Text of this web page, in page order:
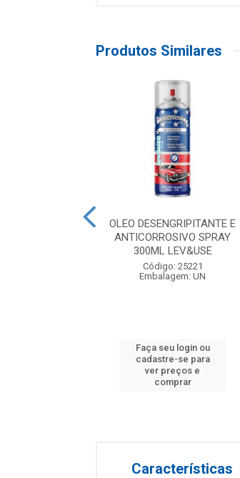
Produtos Similares
OLEO DESENGRIPITANTE E
ANTICORROSIVO SPRAY
300ML LEV&USE
Código: 25221
Embalagem: UN
Faça seu login ou
cadastre-se para
ver preços e
comprar
Características